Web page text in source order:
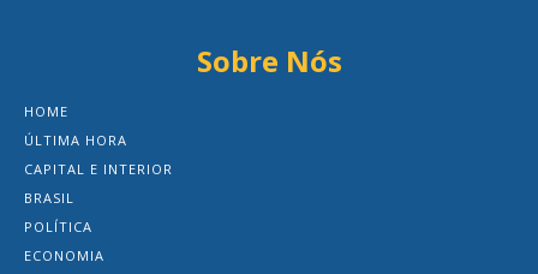
Sobre Nós
HOME
ÚLTIMA HORA
CAPITAL E INTERIOR
BRASIL
POLÍTICA
ECONOMIA